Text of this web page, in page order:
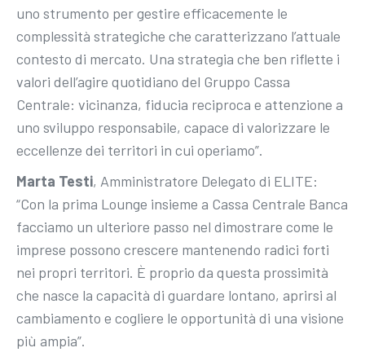
uno strumento per gestire efficacemente le
complessità strategiche che caratterizzano l’attuale
contesto di mercato. Una strategia che ben riflette i
valori dell’agire quotidiano del Gruppo Cassa
Centrale: vicinanza, fiducia reciproca e attenzione a
uno sviluppo responsabile, capace di valorizzare le
eccellenze dei territori in cui operiamo”.
Marta Testi, Amministratore Delegato di ELITE:
“Con la prima Lounge insieme a Cassa Centrale Banca
facciamo un ulteriore passo nel dimostrare come le
imprese possono crescere mantenendo radici forti
nei propri territori. È proprio da questa prossimità
che nasce la capacità di guardare lontano, aprirsi al
cambiamento e cogliere le opportunità di una visione
più ampia”.